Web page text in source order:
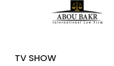
TV SHOW